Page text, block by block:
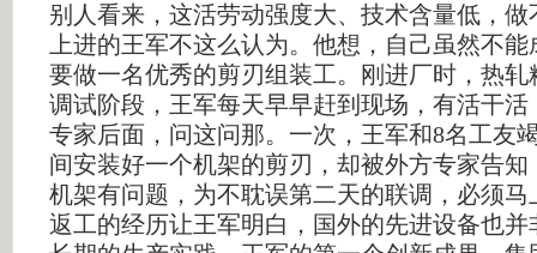
别人看来，这活劳动强度大、技术含量低，
上进的王军不这么认为。他想，自己虽然不
要做一名优秀的剪刃组装工。刚进厂时，热
调试阶段，王军每天早早赶到现场，有活干
专家后面，问这问那。一次，王军和8名工友
间安装好一个机架的剪刃，却被外方专家告
机架有问题，为不耽误第二天的联调，必须
返工的经历让王军明白，国外的先进设备也